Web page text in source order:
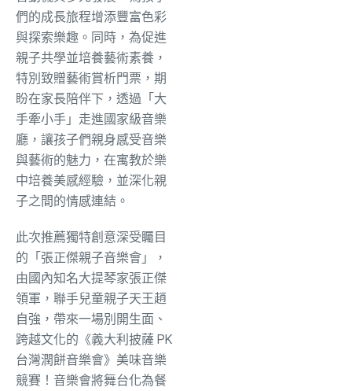
們的成長旅程增添豐富色彩
與探索樂趣。同時，為促進
親子共學並培養藝術素養，
特別致贈藝術賞析門票，期
盼在家長陪伴下，透過「大
手牽小手」走進國家級音樂
廳，讓孩子們親身感受音樂
與藝術的魅力，在寓教於樂
中培養美感經驗，並深化親
子之間的情感連結。
此次推薦獨特創意深受矚目
的「張正傑親子音樂會」，
由國內知名大提琴家張正傑
領軍，聯手兒童親子天王趙
自強，帶來一場別開生面、
跨越文化的《義大利披薩 PK
台灣潤餅音樂會》美味音樂
競賽！音樂會將舞台化為餐